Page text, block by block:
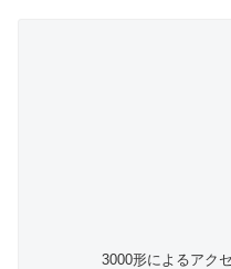
3000形によるアク